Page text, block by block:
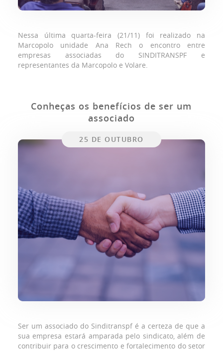
Nessa última quarta-feira (21/11) foi realizado na
Marcopolo unidade Ana Rech o encontro entre
empresas associadas do SINDITRANSPF e
representantes da Marcopolo e Volare.
Conheças os benefícios de ser um
associado
25 DE OUTUBRO
Ser um associado do Sinditranspf é a certeza de que a
sua empresa estará amparada pelo sindicato, além de
contribuir para o crescimento e fortalecimento do setor